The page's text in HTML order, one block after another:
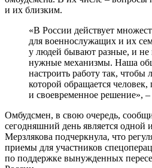
и их близким.
«В России действует
для военнослужащих и их
у людей бывают разные, и не
нужные механизмы. Наша
настроить работу так, чтобы
которой обращается человек,
и своевременное решение»,
Омбудсмен, в свою очередь,
сегодняшний день является одной
Мерзлякова подчеркнула, что
приемы для участников
по поддержке вынужденных